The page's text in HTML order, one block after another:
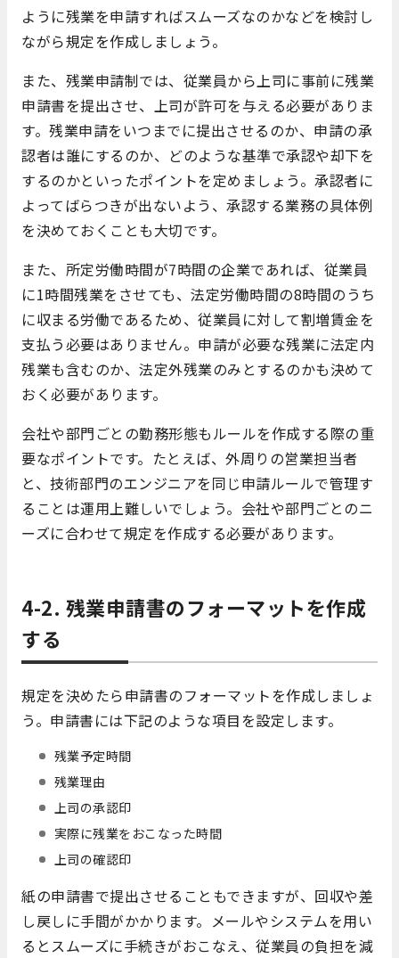
ように残業を申請すればスムーズなのかなどを検討し
ながら規定を作成しましょう。
また、残業申請制では、従業員から上司に事前に残業
申請書を提出させ、上司が許可を与える必要がありま
す。残業申請をいつまでに提出させるのか、申請の承
認者は誰にするのか、どのような基準で承認や却下を
するのかといったポイントを定めましょう。承認者に
よってばらつきが出ないよう、承認する業務の具体例
を決めておくことも大切です。
また、所定労働時間が7時間の企業であれば、従業員
に1時間残業をさせても、法定労働時間の8時間のうち
に収まる労働であるため、従業員に対して割増賃金を
支払う必要はありません。申請が必要な残業に法定内
残業も含むのか、法定外残業のみとするのかも決めて
おく必要があります。
会社や部門ごとの勤務形態もルールを作成する際の重
要なポイントです。たとえば、外周りの営業担当者
と、技術部門のエンジニアを同じ申請ルールで管理す
ることは運用上難しいでしょう。会社や部門ごとのニ
ーズに合わせて規定を作成する必要があります。
4-2. 残業申請書のフォーマットを作成
する
規定を決めたら申請書のフォーマットを作成しましょ
う。申請書には下記のような項目を設定します。
残業予定時間
残業理由
上司の承認印
実際に残業をおこなった時間
上司の確認印
紙の申請書で提出させることもできますが、回収や差
し戻しに手間がかかります。メールやシステムを用い
るとスムーズに手続きがおこなえ、従業員の負担を減